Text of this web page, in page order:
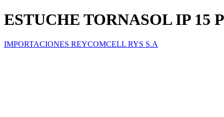
ESTUCHE TORNASOL IP 15
IMPORTACIONES REYCOMCELL RYS S.A